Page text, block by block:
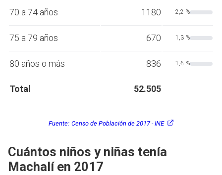
70 a 74 años 1180 2,2 %
75 a 79 años 670 1,3 %
80 años o más 836 1,6 %
Total 52.505
Fuente: Censo de Población de 2017 - INE
Cuántos niños y niñas tenía
Machalí en 2017